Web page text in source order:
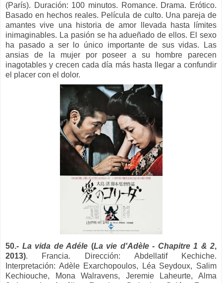
(París). Duración: 100 minutos. Romance. Drama. Erótico.
Basado en hechos reales. Película de culto. Una pareja de
amantes vive una historia de amor llevada hasta límites
inimaginables. La pasión se ha adueñado de ellos. El sexo
ha pasado a ser lo único importante de sus vidas. Las
ansias de la mujer por poseer a su hombre parecen
inagotables y crecen cada día más hasta llegar a confundir
el placer con el dolor.
50.- La vida de Adéle (La vie d'Adèle - Chapitre 1 & 2,
2013). Francia. Dirección: Abdellatif Kechiche.
Interpretación: Adèle Exarchopoulos, Léa Seydoux, Salim
Kechiouche, Mona Walravens, Jeremie Laheurte, Alma